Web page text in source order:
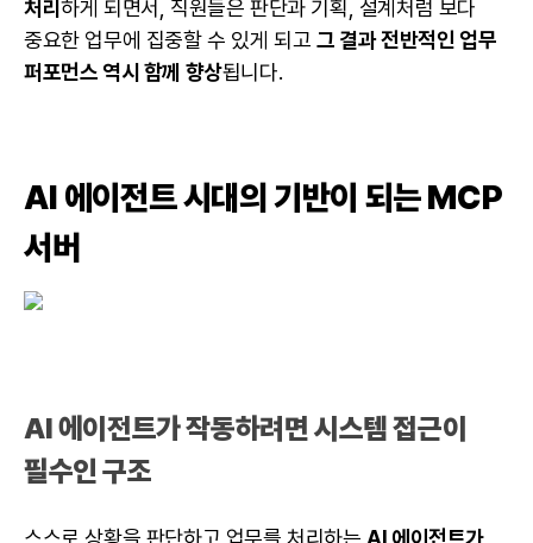
처리하게 되면서, 직원들은 판단과 기획, 설계처럼 보다
중요한 업무에 집중할 수 있게 되고그 결과 전반적인 업무
퍼포먼스 역시 함께 향상됩니다.
AI 에이전트 시대의 기반이 되는 MCP
서버
AI 에이전트가 작동하려면 시스템 접근이
필수인 구조
스스로 상황을 판단하고 업무를 처리하는 AI 에이전트가